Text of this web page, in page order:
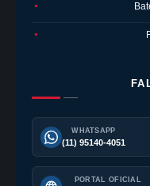
●
●
WHATSAPP
(11) 95140-4051
PORTAL OFICIAL